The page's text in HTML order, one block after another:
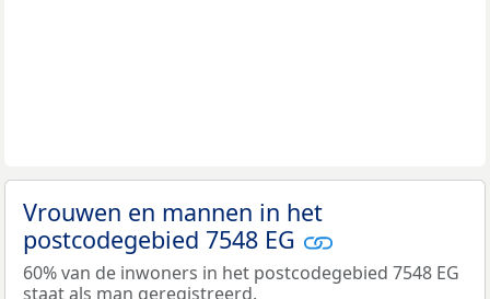
Vrouwen en mannen in het
postcodegebied 7548 EG
60% van de inwoners in het postcodegebied 7548 EG
staat als man geregistreerd.